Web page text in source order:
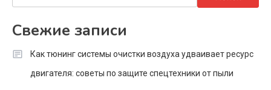
Свежие записи
Как тюнинг системы очистки воздуха удваивает ресурс
двигателя: советы по защите спецтехники от пыли